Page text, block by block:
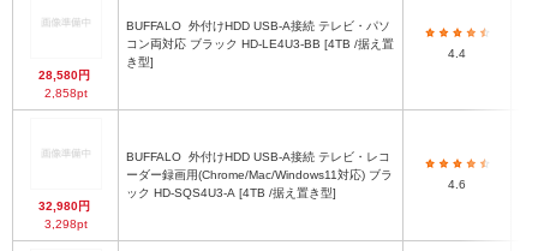
28,580円
2,858pt
BUFFALO
コン両対応 ブラック HD-LE4U3-BB [4TB /据え置
き型]
4.4
32,980円
3,298pt
BUFFALO
ーダー録画用(Chrome/Mac/Windows11対応) ブラ
ック HD-SQS4U3-A [4TB /据え置き型]
4.6